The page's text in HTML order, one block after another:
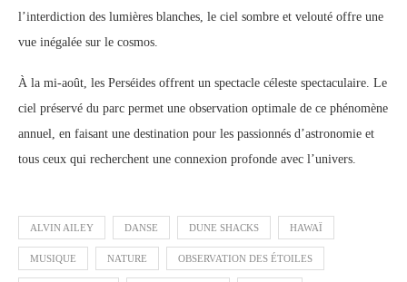
l’interdiction des lumières blanches, le ciel sombre et velouté offre une
vue inégalée sur le cosmos.
À la mi‑août, les Perséides offrent un spectacle céleste spectaculaire. Le
ciel préservé du parc permet une observation optimale de ce phénomène
annuel, en faisant une destination pour les passionnés d’astronomie et
tous ceux qui recherchent une connexion profonde avec l’univers.
ALVIN AILEY DANSE DUNE SHACKS HAWAÏ
MUSIQUE NATURE OBSERVATION DES ÉTOILES